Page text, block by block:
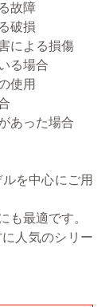
故障
破損
による損傷
る場合
使用
あった場合
を中心にご用
も最適です。
人気のシリー